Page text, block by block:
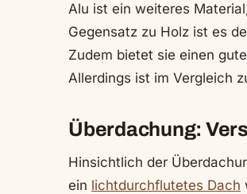
Alu ist ein weiteres
Gegensatz zu Holz ist es
Zudem bietet sie einen
Allerdings ist im Vergleich
Überdachung:
Hinsichtlich der
ein lichtdurchflutetes Dach